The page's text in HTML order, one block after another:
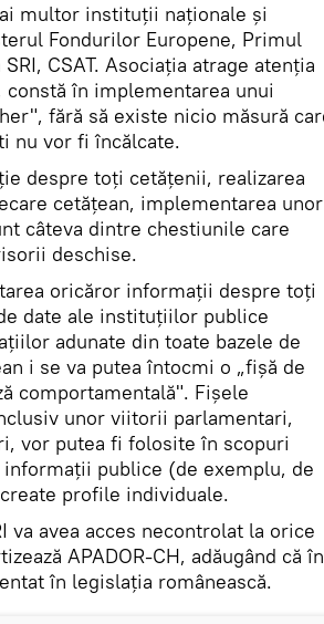
multor instituții naționale și
Fondurilor Europene, Primul
CSAT. Asociația atrage atenția
în implementarea unui
fără să existe nicio măsură
nu vor fi încălcate.
despre toți cetățenii, realizarea
cetățean, implementarea unor
câteva dintre chestiunile care
deschise.
oricăror informații despre toți
date ale instituțiilor publice
adunate din toate bazele de
i se va putea întocmi o „fișă de
comportamentală". Fișele
unor viitorii parlamentari,
vor putea fi folosite în scopuri
publice (de exemplu, de
profile individuale.
va avea acces necontrolat la orice
APADOR-CH, adăugând că în
în legislația românească.